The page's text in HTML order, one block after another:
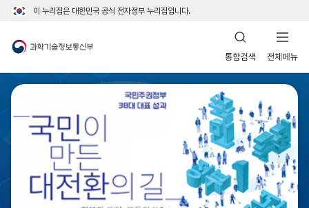
이 누리집은 대한민국 공식 전자정부 누리집입니다.
과학기술정보통신부